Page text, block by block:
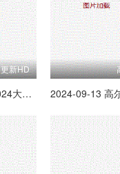
更新HD
湾区升明月 2024大湾区电影音乐晚会